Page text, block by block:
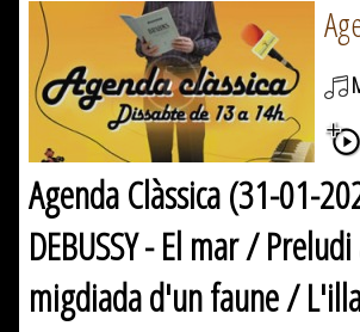
Agenda Clàssica (31-01-
DEBUSSY - El mar /
migdiada d'un faune /